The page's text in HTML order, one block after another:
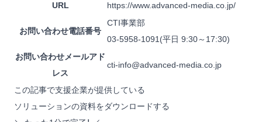
URL
https://www.advanced-media.co.jp/
お問い合わせ電話番号
CTI事業部
03-5958-1091(平日 9:30～17:30)
お問い合わせメールアド
レス
cti-info@advanced-media.co.jp
この記事で支援企業が提供している
ソリューションの資料をダウンロードする